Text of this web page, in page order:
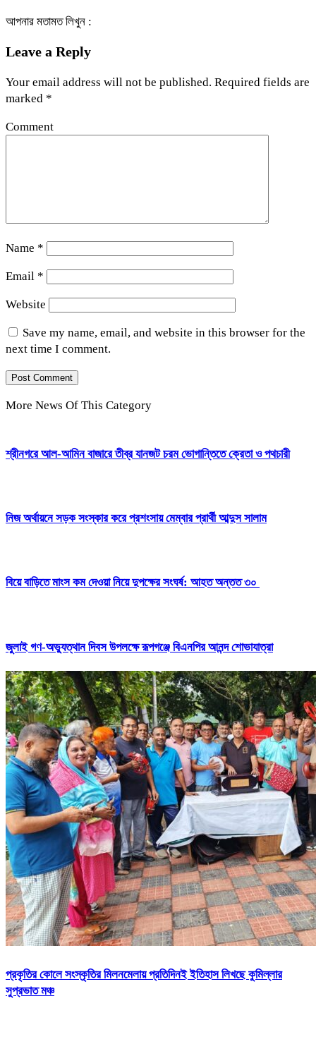
আপনার মতামত লিখুন :
Leave a Reply
Your email address will not be published. Required fields are
marked *
Comment
Name *
Email *
Website
Save my name, email, and website in this browser for the
next time I comment.
More News Of This Category
শ্রীনগরে আল-আমিন বাজারে তীব্র যানজট চরম ভোগান্তিতে ক্রেতা ও পথচারী
নিজ অর্থায়নে সড়ক সংস্কার করে প্রশংসায় মেম্বার প্রার্থী আব্দুস সালাম
বিয়ে বাড়িতে মাংস কম দেওয়া নিয়ে দুপক্ষের সংঘর্ষ: আহত অন্তত ৩০ ​
জুলাই গণ-অভ্যুত্থান দিবস উপলক্ষে রূপগঞ্জে বিএনপির আনন্দ শোভাযাত্রা
প্রকৃতির কোলে সংস্কৃতির মিলনমেলায় প্রতিদিনই ইতিহাস লিখছে কুমিল্লার
সুপ্রভাত মঞ্চ